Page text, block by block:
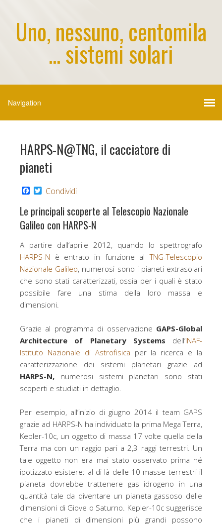
Uno, nessuno, centomila
... sistemi solari
HARPS-N@TNG, il cacciatore di
pianeti
F
e
b
o
k
t
t
e
Condividi
Le principali scoperte al Telescopio Nazionale
Galileo con HARPS-N
A partire dall’aprile 2012, quando lo spettrografo
HARPS-N è entrato in funzione alTNG-Telescopio
Nazionale Galileo, numerosi sono i pianeti extrasolari
che sono stati caratterizzati, ossia per i quali è stato
possibile fare una stima della loro massa e
dimensioni.
Grazie al programma di osservazione GAPS-Global
Architecture of Planetary Systems dell’INAF-
Istituto Nazionale di Astrofisica per la ricerca e la
caratterizzazione dei sistemi planetari grazie ad
HARPS-N, numerosi sistemi planetari sono stati
scoperti e studiati in dettaglio.
Per esempio, all’inizio di giugno 2014 il team GAPS
grazie ad HARPS-N ha individuato la prima Mega Terra,
Kepler-10c, un oggetto di massa 17 volte quella della
Terra ma con un raggio pari a 2,3 raggi terrestri. Un
tale oggetto non era mai stato osservato prima né
ipotizzato esistere: al di là delle 10 masse terrestri il
pianeta dovrebbe trattenere gas idrogeno in una
quantità tale da diventare un pianeta gassoso delle
dimensioni di Giove o Saturno. Kepler-10c suggerisce
che i pianeti di dimensioni più grandi possono